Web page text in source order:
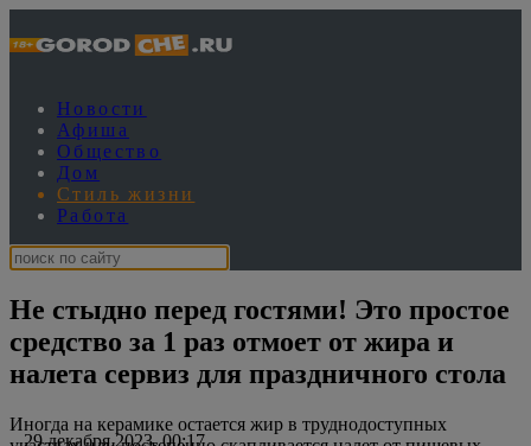
Новости
Афиша
Общество
Дом
Стиль жизни
Работа
Не стыдно перед гостями! Это простое
средство за 1 раз отмоет от жира и
налета сервиз для праздничного стола
29 декабря 2023, 00:17
Иногда на керамике остается жир в труднодоступных